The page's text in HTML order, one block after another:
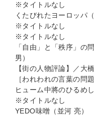
※タイトルなし
くたびれたヨーロッパ
※タイトルなし
※タイトルなし
「自由」と「秩序」の
男）
【街の人物評論】／大
［われわれの言葉の問
ヒューム中將のひるめ
※タイトルなし
YEDO味噌（並河 亮）